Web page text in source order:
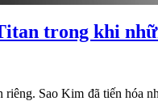
trong khi
Sao Kim đã tiến hóa